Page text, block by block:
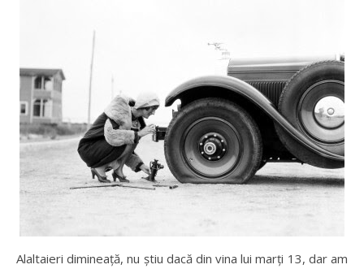
Alaltaieri dimineață, nu știu dacă din vina lui marți 13, dar am